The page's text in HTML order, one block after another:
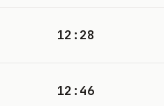
12:28
12:46